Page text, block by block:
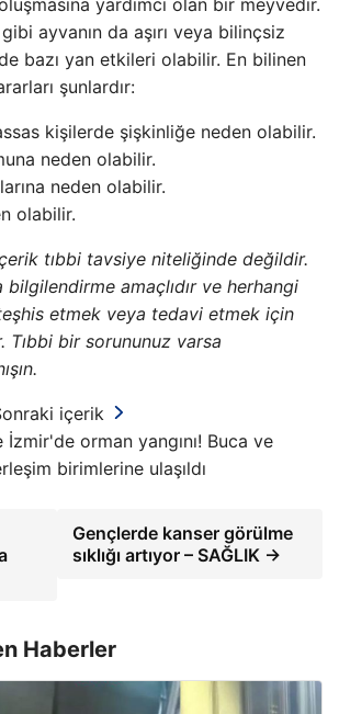
yardımcı olan bir meyvedir.
ayvanın da aşırı veya bilinçsiz
bazı yan etkileri olabilir. En bilinen
şunlardır:
kişilerde şişkinliğe neden olabilir.
neden olabilir.
neden olabilir.
olabilir.
tıbbi tavsiye niteliğinde değildir.
bilgilendirme amaçlıdır ve herhangi
etmek veya tedavi etmek için
Tıbbi bir sorununuz varsa
içerik
İzmir'de orman yangını! Buca ve
birimlerine ulaşıldı
Gençlerde kanser görülme
sıklığı artıyor – SAĞLIK →
Haberler